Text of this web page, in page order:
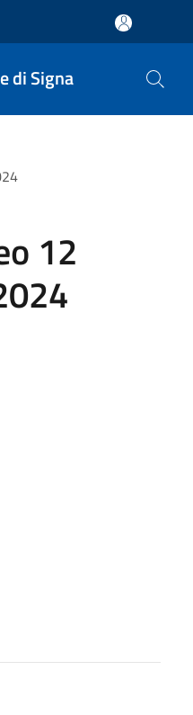
di Signa
12